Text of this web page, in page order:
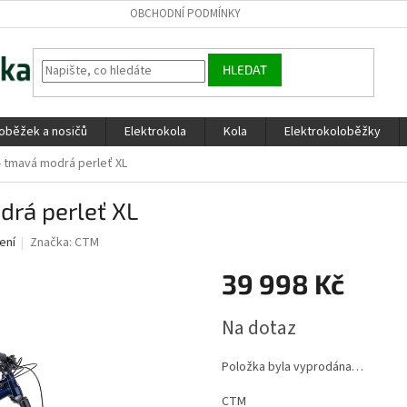
OBCHODNÍ PODMÍNKY
HLEDAT
a nosičů Elektrokola Kola Elektrokoloběžky
tmavá modrá perleť XL
perleť XL
Značka: CTM
39 998 Kč
cena:
Na dotaz
Položka byla vyprodána…
CTM